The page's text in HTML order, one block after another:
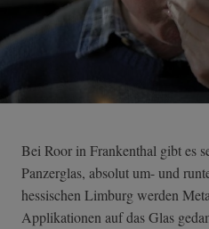
Bei Roor in Frankenthal gibt es
Panzerglas, absolut um- und
hessischen Limburg werden
Applikationen auf das Glas